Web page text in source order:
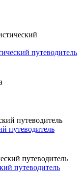
путеводитель
путеводитель
путеводитель